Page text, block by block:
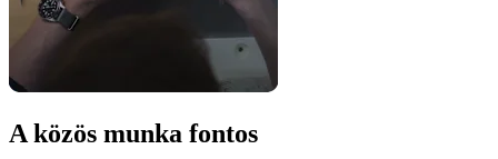
A közös munka fontos